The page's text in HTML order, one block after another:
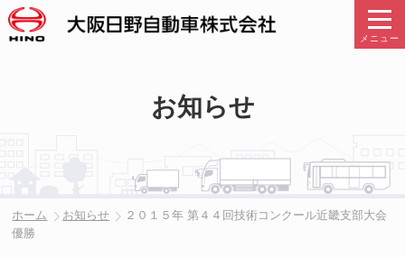
メニュー
お知らせ
ホーム お知らせ
２０１５年 第４４回技術コンクール近畿支部大会
優勝